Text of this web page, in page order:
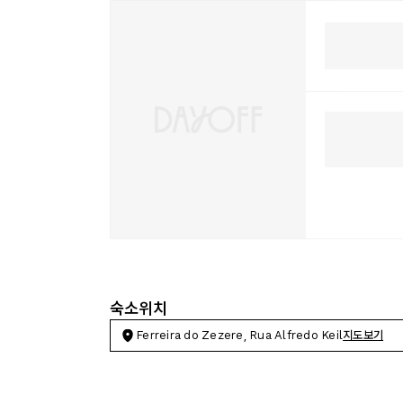
숙소위치
Ferreira do Zezere, Rua Alfredo Keil지도보기